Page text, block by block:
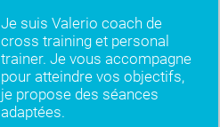
Je suis Valerio coach de
cross training et personal
trainer. Je vous accompagne
pour atteindre vos objectifs,
je propose des séances
adaptées.